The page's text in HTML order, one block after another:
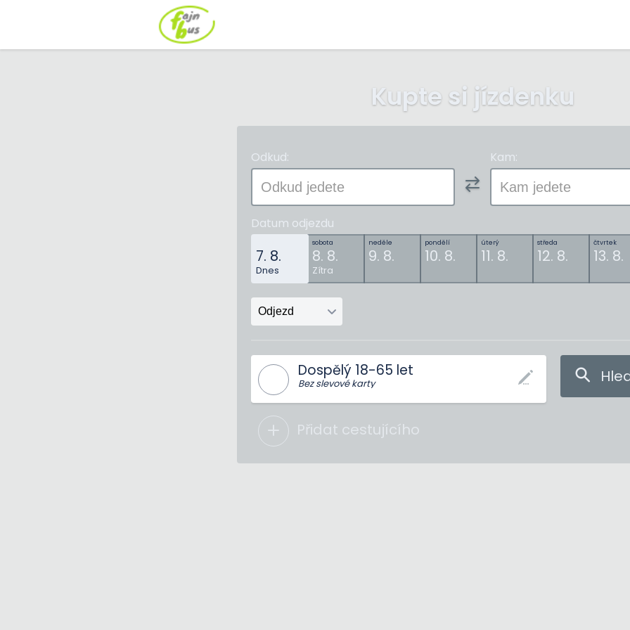
Kupte si jízdenku
Odkud: Kam:
Datum odjezdu
7. 8.
Dnes
sobota
8. 8.
Zítra
neděle
9. 8.
pondělí
10. 8.
úterý
11. 8.
středa
12. 8.
čtvrtek
13. 8.
Dospělý 18-65 let
Bez slevové karty
Přidat cestujícího